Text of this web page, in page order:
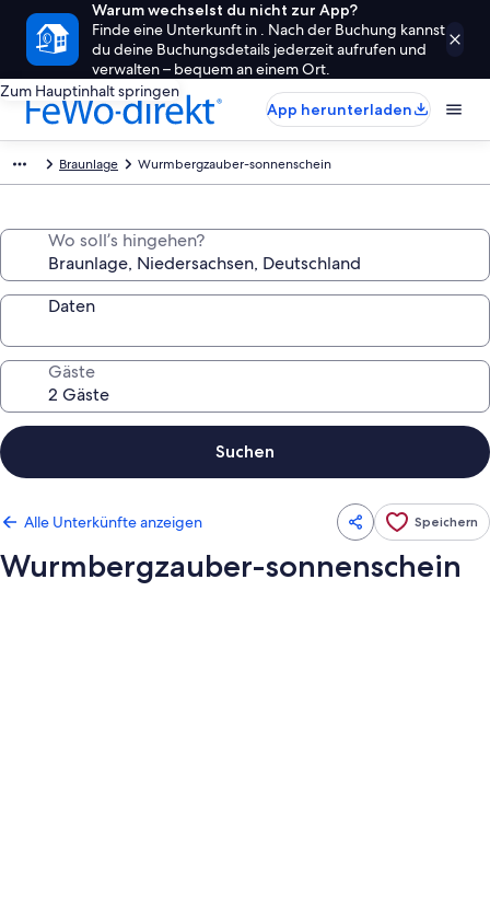
Warum wechselst du nicht zur App?
Finde eine Unterkunft in . Nach der Buchung kannst
du deine Buchungsdetails jederzeit aufrufen und
verwalten – bequem an einem Ort.
Zum Hauptinhalt springen
App herunterladen
Braunlage Wurmbergzauber-sonnenschein
Wo soll’s hingehen?
Daten
Gäste
Suchen
Alle Unterkünfte anzeigen Speichern
Wurmbergzauber-sonnenschein